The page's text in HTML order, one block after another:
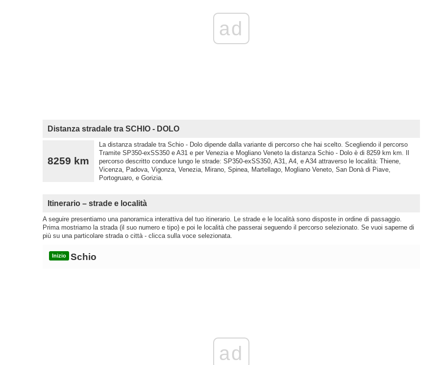
ad
Distanza stradale tra SCHIO - DOLO
8259 km
La distanza stradale tra Schio - Dolo dipende dalla variante di percorso che hai scelto. Scegliendo il percorso
Tramite SP350-exSS350 e A31 e per Venezia e Mogliano Veneto la distanza Schio - Dolo è di 8259 km km. Il
percorso descritto conduce lungo le strade: SP350-exSS350, A31, A4, e A34 attraverso le località: Thiene,
Vicenza, Padova, Vigonza, Venezia, Mirano, Spinea, Martellago, Mogliano Veneto, San Donà di Piave,
Portogruaro, e Gorizia.
Itinerario – strade e località
A seguire presentiamo una panoramica interattiva del tuo itinerario. Le strade e le località sono disposte in ordine di passaggio.
Prima mostriamo la strada (il suo numero e tipo) e poi le località che passerai seguendo il percorso selezionato. Se vuoi saperne di
più su una particolare strada o città - clicca sulla voce selezionata.
Inizio Schio
ad